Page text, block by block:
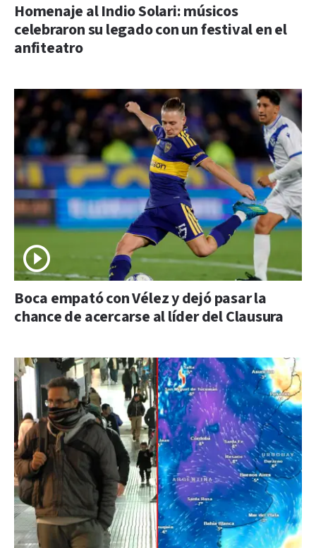
Homenaje al Indio Solari: músicos
celebraron su legado con un festival en el
anfiteatro
Boca empató con Vélez y dejó pasar la
chance de acercarse al líder del Clausura